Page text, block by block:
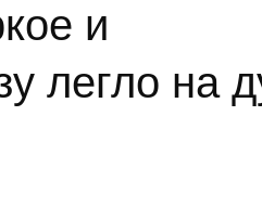
и
легло на